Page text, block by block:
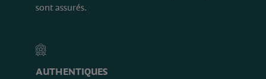
sont assurés.
AUTHENTIQUES